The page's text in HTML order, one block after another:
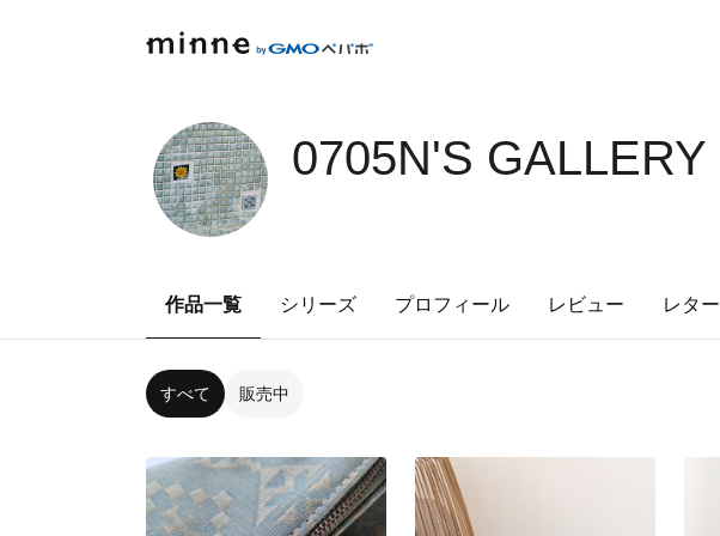
0705N'S GALLERY
作品一覧 シリーズ プロフィール レビュー レター
すべて 販売中